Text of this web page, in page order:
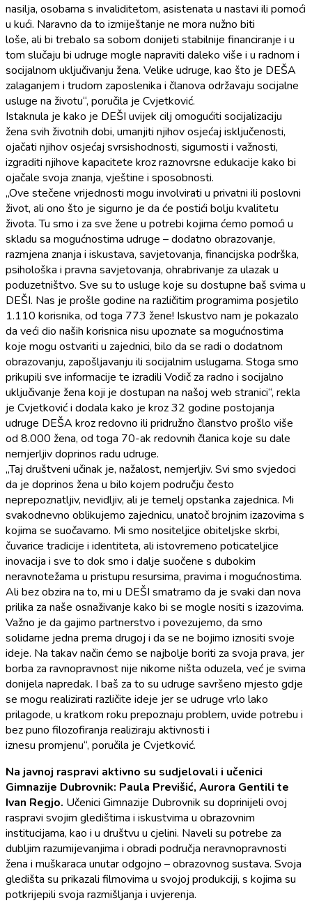
nasilja, osobama s invaliditetom, asistenata u nastavi ili pomoći
u kući. Naravno da to izmiještanje ne mora nužno biti
loše, ali bi trebalo sa sobom donijeti stabilnije financiranje i u
tom slučaju bi udruge mogle napraviti daleko više i u radnom i
socijalnom uključivanju žena. Velike udruge, kao što je DEŠA
zalaganjem i trudom zaposlenika i članova održavaju socijalne
usluge na životu“, poručila je Cvjetković.
Istaknula je kako je DEŠI uvijek cilj omogućiti socijalizaciju
žena svih životnih dobi, umanjiti njihov osjećaj isključenosti,
ojačati njihov osjećaj svrsishodnosti, sigurnosti i važnosti,
izgraditi njihove kapacitete kroz raznovrsne edukacije kako bi
ojačale svoja znanja, vještine i sposobnosti.
„Ove stečene vrijednosti mogu involvirati u privatni ili poslovni
život, ali ono što je sigurno je da će postići bolju kvalitetu
života. Tu smo i za sve žene u potrebi kojima ćemo pomoći u
skladu sa mogućnostima udruge – dodatno obrazovanje,
razmjena znanja i iskustava, savjetovanja, financijska podrška,
psihološka i pravna savjetovanja, ohrabrivanje za ulazak u
poduzetništvo. Sve su to usluge koje su dostupne baš svima u
DEŠI. Nas je prošle godine na različitim programima posjetilo
1.110 korisnika, od toga 773 žene! Iskustvo nam je pokazalo
da veći dio naših korisnica nisu upoznate sa mogućnostima
koje mogu ostvariti u zajednici, bilo da se radi o dodatnom
obrazovanju, zapošljavanju ili socijalnim uslugama. Stoga smo
prikupili sve informacije te izradili Vodič za radno i socijalno
uključivanje žena koji je dostupan na našoj web stranici“, rekla
je Cvjetković i dodala kako je kroz 32 godine postojanja
udruge DEŠA kroz redovno ili pridružno članstvo prošlo više
od 8.000 žena, od toga 70-ak redovnih članica koje su dale
nemjerljiv doprinos radu udruge.
„Taj društveni učinak je, nažalost, nemjerljiv. Svi smo svjedoci
da je doprinos žena u bilo kojem području često
neprepoznatljiv, nevidljiv, ali je temelj opstanka zajednica. Mi
svakodnevno oblikujemo zajednicu, unatoč brojnim izazovima s
kojima se suočavamo. Mi smo nositeljice obiteljske skrbi,
čuvarice tradicije i identiteta, ali istovremeno poticateljice
inovacija i sve to dok smo i dalje suočene s dubokim
neravnotežama u pristupu resursima, pravima i mogućnostima.
Ali bez obzira na to, mi u DEŠI smatramo da je svaki dan nova
prilika za naše osnaživanje kako bi se mogle nositi s izazovima.
Važno je da gajimo partnerstvo i povezujemo, da smo
solidarne jedna prema drugoj i da se ne bojimo iznositi svoje
ideje. Na takav način ćemo se najbolje boriti za svoja prava, jer
borba za ravnopravnost nije nikome ništa oduzela, već je svima
donijela napredak. I baš za to su udruge savršeno mjesto gdje
se mogu realizirati različite ideje jer se udruge vrlo lako
prilagode, u kratkom roku prepoznaju problem, uvide potrebu i
bez puno filozofiranja realiziraju aktivnosti i
iznesu promjenu“, poručila je Cvjetković.
Na javnoj raspravi aktivno su sudjelovali i učenici
Gimnazije Dubrovnik: Paula Previšić, Aurora Gentili te
Ivan Regjo. Učenici Gimnazije Dubrovnik su doprinijeli ovoj
raspravi svojim gledištima i iskustvima u obrazovnim
institucijama, kao i u društvu u cjelini. Naveli su potrebe za
dubljim razumijevanjima i obradi područja neravnopravnosti
žena i muškaraca unutar odgojno – obrazovnog sustava. Svoja
gledišta su prikazali filmovima u svojoj produkciji, s kojima su
potkrijepili svoja razmišljanja i uvjerenja.